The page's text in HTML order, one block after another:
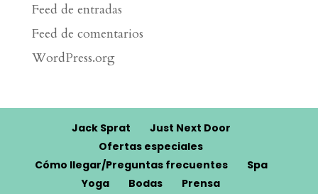
Feed de entradas
Feed de comentarios
WordPress.org
Jack Sprat
Just Next Door
Ofertas especiales
Cómo llegar/Preguntas frecuentes
Spa
Yoga
Bodas Prensa